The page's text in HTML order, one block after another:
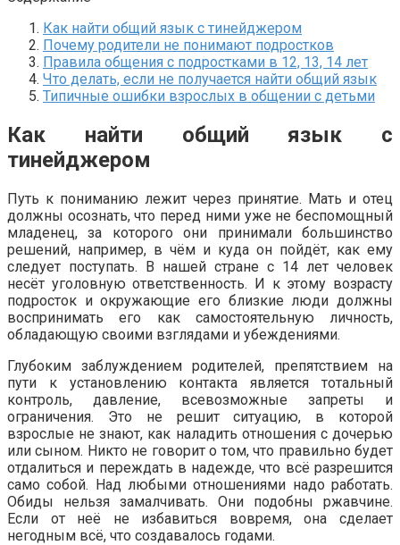
Как найти общий язык с тинейджером
Почему родители не понимают подростков
Правила общения с подростками в 12, 13, 14 лет
Что делать, если не получается найти общий язык
Типичные ошибки взрослых в общении с детьми
Как найти общий язык с
тинейджером
Путь к пониманию лежит через принятие. Мать и отец
должны осознать, что перед ними уже не беспомощный
младенец, за которого они принимали большинство
решений, например, в чём и куда он пойдёт, как ему
следует поступать. В нашей стране с 14 лет человек
несёт уголовную ответственность. И к этому возрасту
подросток и окружающие его близкие люди должны
воспринимать его как самостоятельную личность,
обладающую своими взглядами и убеждениями.
Глубоким заблуждением родителей, препятствием на
пути к установлению контакта является тотальный
контроль, давление, всевозможные запреты и
ограничения. Это не решит ситуацию, в которой
взрослые не знают, как наладить отношения с дочерью
или сыном. Никто не говорит о том, что правильно будет
отдалиться и переждать в надежде, что всё разрешится
само собой. Над любыми отношениями надо работать.
Обиды нельзя замалчивать. Они подобны ржавчине.
Если от неё не избавиться вовремя, она сделает
негодным всё, что создавалось годами.